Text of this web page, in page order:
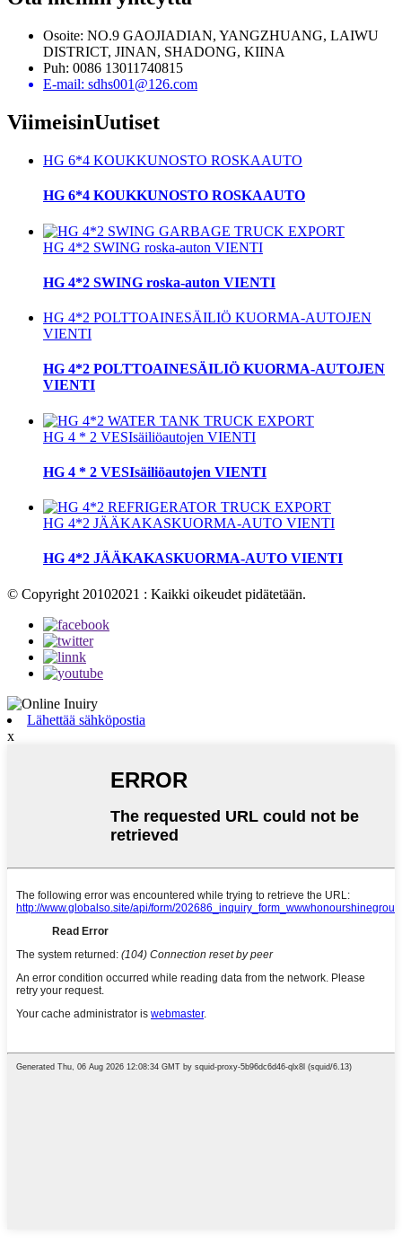
Osoite: NO.9 GAOJIADIAN, YANGZHUANG, LAIWU
DISTRICT, JINAN, SHADONG, KIINA
Puh: 0086 13011740815
E-mail: sdhs001@126.com
ViimeisinUutiset
HG 6*4 KOUKKUNOSTO ROSKAAUTO
HG 6*4 KOUKKUNOSTO ROSKAAUTO
HG 4*2 SWING roska-auton VIENTI
HG 4*2 SWING roska-auton VIENTI
HG 4*2 POLTTOAINESÄILIÖ KUORMA-AUTOJEN
VIENTI
HG 4*2 POLTTOAINESÄILIÖ KUORMA-AUTOJEN
VIENTI
HG 4 * 2 VESIsäiliöautojen VIENTI
HG 4 * 2 VESIsäiliöautojen VIENTI
HG 4*2 JÄÄKAKASKUORMA-AUTO VIENTI
HG 4*2 JÄÄKAKASKUORMA-AUTO VIENTI
© Copyright 20102021 : Kaikki oikeudet pidätetään.
Lähettää sähköpostia
x